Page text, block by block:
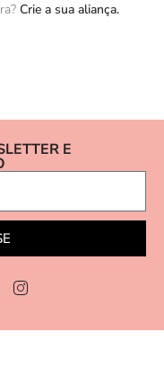
Crie a sua aliança.
E